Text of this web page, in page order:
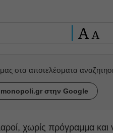
A A
στα αποτελέσματα
στην Google
χωρίς πρόγραμμα